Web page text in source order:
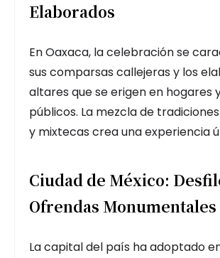
Elaborados
En Oaxaca, la celebración se
sus comparsas callejeras y los
altares que se erigen en hogares
públicos. La mezcla de
y mixtecas crea una experiencia
Ciudad de México:
Ofrendas Monumentales
La capital del país ha adoptado